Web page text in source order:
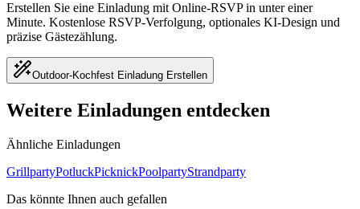
Erstellen Sie eine Einladung mit Online-RSVP in unter einer
Minute. Kostenlose RSVP-Verfolgung, optionales KI-Design und
präzise Gästezählung.
Outdoor-Kochfest Einladung Erstellen
Weitere Einladungen entdecken
Ähnliche Einladungen
GrillpartyPotluckPicknickPoolpartyStrandparty
Das könnte Ihnen auch gefallen